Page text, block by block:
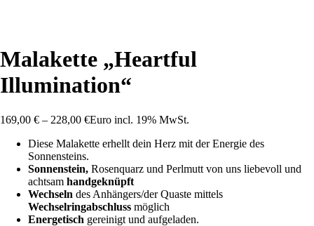
Malakette „Heartful
Illumination“
169,00 € – 228,00 €Euro incl. 19% MwSt.
Diese Malakette erhellt dein Herz mit der Energie des
Sonnensteins.
Sonnenstein, Rosenquarz und Perlmutt von uns liebevoll und
achtsam handgeknüpft
Wechseln des Anhängers/der Quaste mittels
Wechselringabschluss möglich
Energetisch gereinigt und aufgeladen.